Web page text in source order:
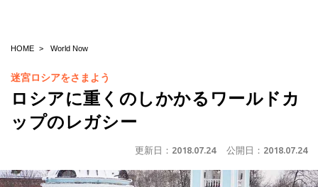
HOME World Now
迷宮ロシアをさまよう
ロシアに重くのしかかるワールドカ
ップのレガシー
更新日： 2018.07.24 公開日： 2018.07.24